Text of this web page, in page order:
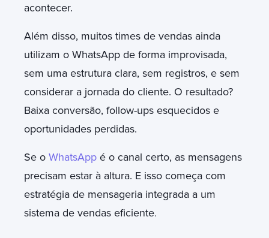
acontecer.
Além disso, muitos times de vendas ainda
utilizam o WhatsApp de forma improvisada,
sem uma estrutura clara, sem registros, e sem
considerar a jornada do cliente. O resultado?
Baixa conversão, follow-ups esquecidos e
oportunidades perdidas.
Se o WhatsApp é o canal certo, as mensagens
precisam estar à altura. E isso começa com
estratégia de mensageria integrada a um
sistema de vendas eficiente.